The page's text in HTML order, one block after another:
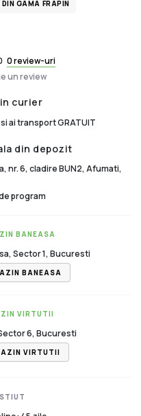
0 review-uri
un review
curier
ai transport GRATUIT
din depozit
nr. 6, cladire BUN2, Afumati,
program
BANEASA
Sector 1, Bucuresti
BANEASA
VIRTUTII
6, Bucuresti
VIRTUTII
GAMA FRAPIN